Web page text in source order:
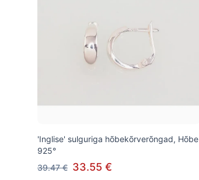
'Inglise' sulguriga hõbekõrverõngad, Hõbe
925°
39.47 € 33.55 €